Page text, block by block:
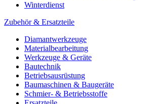
Winterdienst
Zubehör & Ersatzteile
Diamantwerkzeuge
Materialbearbeitung
Werkzeuge & Geräte
Bautechnik
Betriebsausrüstung
Baumaschinen & Baugeräte
Schmier- & Betriebsstoffe